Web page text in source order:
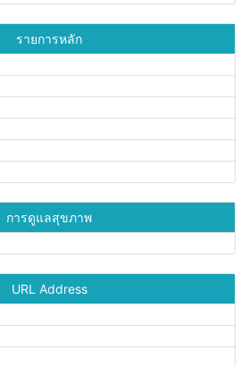
รายการหลัก
การดูแลสุขภาพ
URL Address